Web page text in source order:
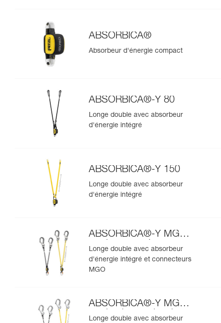
ABSORBICA®
Absorbeur d'énergie compact
ABSORBICA®-Y 80
Longe double avec absorbeur
d'énergie intégré
ABSORBICA®-Y 150
Longe double avec absorbeur
d'énergie intégré
ABSORBICA®-Y MGO
version européenne
Longe double avec absorbeur
d'énergie intégré et connecteurs
MGO
ABSORBICA®-Y MGO
version internationale
Longe double avec absorbeur